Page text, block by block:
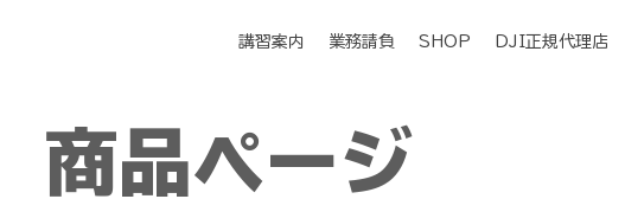
講習案内 業務請負 SHOP DJI正規代理店
商品ページ